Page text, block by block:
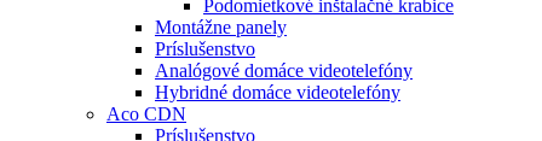
Podomietkové inštalačné krabice
Montážne panely
Príslušenstvo
Analógové domáce videotelefóny
Hybridné domáce videotelefóny
Aco CDN
Príslušenstvo